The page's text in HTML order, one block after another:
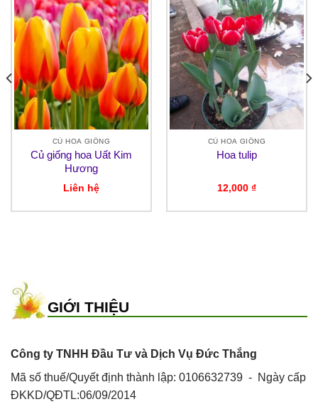
CỦ HOA GIỐNG
Củ giống hoa Uất Kim
Hương
Liên hệ
CỦ HOA GIỐNG
Hoa tulip
12,000 ₫
GIỚI THIỆU
Công ty TNHH Đầu Tư và Dịch Vụ Đức Thắng
Mã số thuế/Quyết định thành lập: 0106632739 - Ngày cấp
ĐKKD/QĐTL:06/09/2014